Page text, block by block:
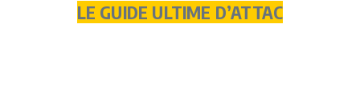
LE GUIDE ULTIME D’ATTAC